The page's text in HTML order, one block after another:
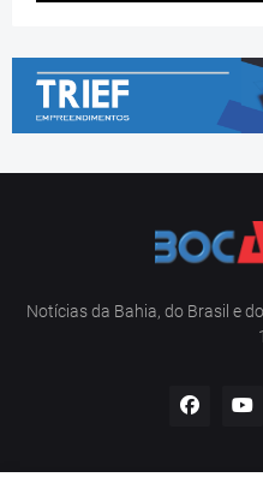
Notícias da Bahia, do Brasil e